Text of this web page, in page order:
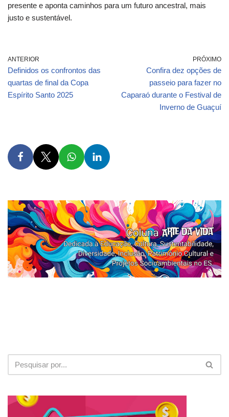
presente e aponta caminhos para um futuro ancestral, mais
justo e sustentável.
ANTERIOR
Definidos os confrontos das
quartas de final da Copa
Espírito Santo 2025
PRÓXIMO
Confira dez opções de
passeio para fazer no
Caparaó durante o Festival de
Inverno de Guaçuí